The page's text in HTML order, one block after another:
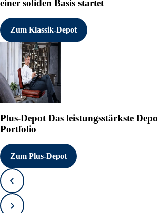
einer soliden Basis startet
Zum Klassik-Depot
Plus-Depot Das leistungsstärkste
Portfolio
Zum Plus-Depot
Zurück